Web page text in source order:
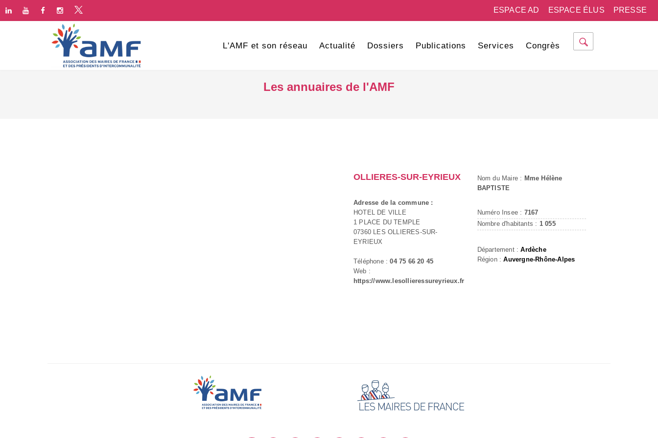
PRESSE
ESPACE ÉLUS
ESPACE AD
L'AMF et son réseau Actualité Dossiers Publications Services Congrès
Les annuaires de l'AMF
OLLIERES-SUR-EYRIEUX
Adresse de la commune :
HOTEL DE VILLE
1 PLACE DU TEMPLE
07360 LES OLLIERES-SUR-
EYRIEUX
Téléphone :04 75 66 20 45
Web :
https://www.lesollieressureyrieux.fr
Nom du Maire : Mme Hélène
BAPTISTE
Numéro Insee : 7167
Nombre d'habitants : 1 055
Département :Ardèche
Région :Auvergne-Rhône-Alpes